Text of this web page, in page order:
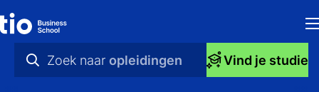
Zoek naar opleidingen Vind je studie